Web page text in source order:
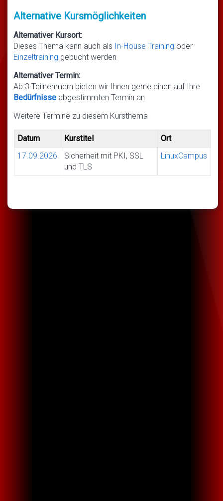
Alternative Kursmöglichkeiten
Alternativer Kursort:
Dieses Thema kann auch als In-House Training oder
Einzeltraining gebucht werden
Alternativer Termin:
Ab 3 Teilnehmern bieten wir Ihnen gerne einen auf Ihre
Bedürfnisse abgestimmten Termin an
Weitere Termine zu diesem Kursthema
Datum Kurstitel
Ort
17.09.2026
Sicherheit mit PKI, SSL
und TLS
LinuxCampus